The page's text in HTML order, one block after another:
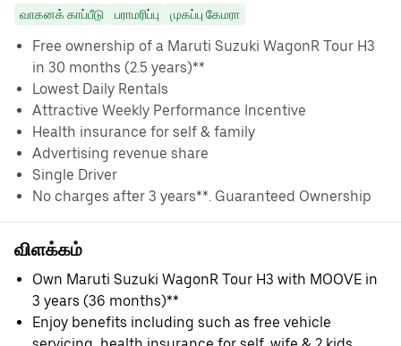
வாகனக் காப்பீடு பராமரிப்பு முகப்பு கேமரா
Free ownership of a Maruti Suzuki WagonR Tour H3
in 30 months (2.5 years)**
Lowest Daily Rentals
Attractive Weekly Performance Incentive
Health insurance for self & family
Advertising revenue share
Single Driver
No charges after 3 years**. Guaranteed Ownership
விளக்கம்
Own Maruti Suzuki WagonR Tour H3 with MOOVE in
3 years (36 months)**
Enjoy benefits including such as free vehicle